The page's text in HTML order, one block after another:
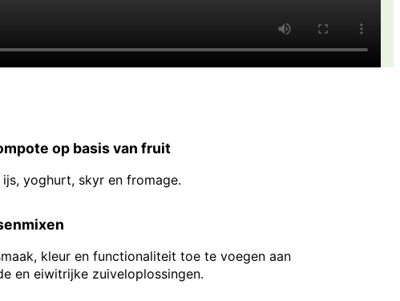
op basis van fruit
yoghurt, skyr en fromage.
kleur en functionaliteit toe te voegen aan
en eiwitrijke zuiveloplossingen.